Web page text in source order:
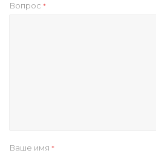
Вопрос *
Ваше имя *